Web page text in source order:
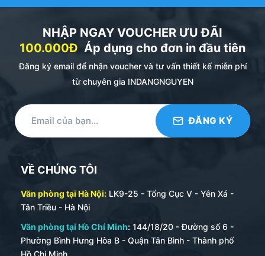
catalogue vật lý chất lượng sẽ tạo ra trải nghiệm
khác biệt, giúp thương hiệu của bạn ghi dấu ấn sâu
đậm và được khách hàng lưu giữ lâu hơn.
GIẢI MÃ CẤU TRÚC CỦA MỘT CUỐN
CATALOGUE THÀNH CÔNG
Một cuốn catalogue hiệu quả không chỉ đẹp mà còn
phải có cấu trúc rõ ràng, logic.
Phần Bìa (Cover):
trước cần có hình ảnh ấn tượng nhất, logo, tên
thương hiệu và một câu slogan hấp dẫn. Bìa sau
thường để thông tin liên hệ.
Trang Giới Thiệu:Vài trang đầu tiên nên dành để
giới thiệu ngắn gọn về công ty, lịch sử hình thành,
NHẬP NGAY VOUCHER ƯU ĐÃI
100.000Đ Áp dụng cho đơn in đầu tiên
Đăng ký email để nhận voucher và tư vấn thiết kế miễn phí
từ chuyên gia INDANGNGUYEN
VỀ CHÚNG TÔI
Văn phòng tại Hà Nội: LK9-25 - Tổng Cục V - Yên Xá -
Tân Triều - Hà Nội
Văn phòng tại Hồ Chí Minh: 144/18/20 - Đường số 6 -
Phường Bình Hưng Hòa B - Quận Tân Bình - Thành phố